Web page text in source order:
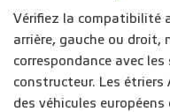
Vérifiez la compatibilité
arrière, gauche ou droit,
correspondance avec les
constructeur. Les étriers
des véhicules